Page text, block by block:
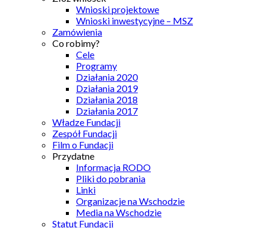
Wnioski projektowe
Wnioski inwestycyjne – MSZ
Zamówienia
Co robimy?
Cele
Programy
Działania 2020
Działania 2019
Działania 2018
Działania 2017
Władze Fundacji
Zespół Fundacji
Film o Fundacji
Przydatne
Informacja RODO
Pliki do pobrania
Linki
Organizacje na Wschodzie
Media na Wschodzie
Statut Fundacji